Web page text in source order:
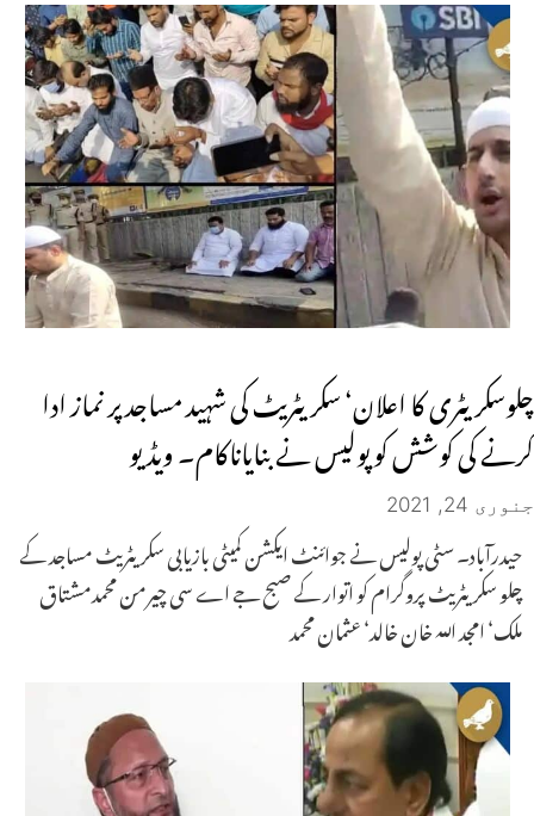
چلوسکریٹری کا اعلان‘ سکریٹریٹ کی شہید مساجد پر نماز ادا
کرنے کی کوشش کوپولیس نے بنایاناکام۔ ویڈیو
جنوری 24, 2021
حیدرآباد۔ سٹی پولیس نے جوائنٹ ایکشن کمیٹی بازیابی سکریٹریٹ مساجد کے
چلو سکریٹریٹ پروگرام کو اتوار کے صبح جے اے سی چیرمن محمدمشتاق
ملک‘ امجد اللہ خان خالد‘ عثمان محمد